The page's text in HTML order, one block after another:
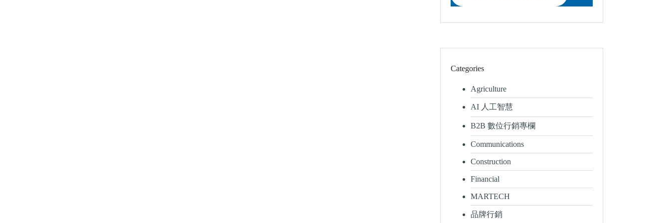
Categories
Agriculture
AI 人工智慧
B2B 數位行銷專欄
Communications
Construction
Financial
MARTECH
品牌行銷